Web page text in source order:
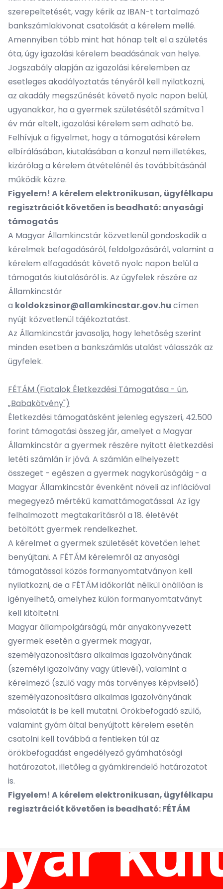
szerepeltetését, vagy kérik az IBAN-t tartalmazó
bankszámlakivonat csatolását a kérelem mellé.
Amennyiben több mint hat hónap telt el a születés
óta, úgy igazolási kérelem beadásának van helye.
Jogszabály alapján az igazolási kérelemben az
esetleges akadályoztatás tényéről kell nyilatkozni,
az akadály megszűnését követő nyolc napon belül,
ugyanakkor, ha a gyermek születésétől számítva 1
év már eltelt, igazolási kérelem sem adható be.
Felhívjuk a figyelmet, hogy a támogatási kérelem
elbírálásában, kiutalásában a konzul nem illetékes,
kizárólag a kérelem átvételénél és továbbításánál
működik közre.
Figyelem! A kérelem elektronikusan, ügyfélkapu
regisztrációt követően is beadható:anyasági
támogatás
A Magyar Államkincstár közvetlenül gondoskodik a
kérelmek befogadásáról, feldolgozásáról, valamint a
kérelem elfogadását követő nyolc napon belül a
támogatás kiutalásáról is. Az ügyfelek részére az
Államkincstár
a koldokzsinor@allamkincstar.gov.hu címen
nyújt közvetlenül tájékoztatást.
Az Államkincstár javasolja, hogy lehetőség szerint
minden esetben a bankszámlás utalást válasszák az
ügyfelek.
FÉTÁM (Fiatalok Életkezdési Támogatása - ún.
„Babakötvény")
Életkezdési támogatásként jelenleg egyszeri, 42.500
forint támogatási összeg jár, amelyet a Magyar
Államkincstár a gyermek részére nyitott életkezdési
letéti számlán ír jóvá. A számlán elhelyezett
összeget - egészen a gyermek nagykorúságáig - a
Magyar Államkincstár évenként növeli az inflációval
megegyező mértékű kamattámogatással. Az így
felhalmozott megtakarításról a 18. életévét
betöltött gyermek rendelkezhet.
A kérelmet a gyermek születését követően lehet
benyújtani. A FÉTÁM kérelemről az anyasági
támogatással közös formanyomtatványon kell
nyilatkozni, de a FÉTÁM időkorlát nélkül önállóan is
igényelhető, amelyhez külön formanyomtatványt
kell kitöltetni.
Magyar állampolgárságú, már anyakönyvezett
gyermek esetén a gyermek magyar,
személyazonosításra alkalmas igazolványának
(személyi igazolvány vagy útlevél), valamint a
kérelmező (szülő vagy más törvényes képviselő)
személyazonosításra alkalmas igazolványának
másolatát is be kell mutatni. Örökbefogadó szülő,
valamint gyám által benyújtott kérelem esetén
csatolni kell továbbá a fentieken túl az
örökbefogadást engedélyező gyámhatósági
határozatot, illetőleg a gyámkirendelő határozatot
is.
Figyelem! A kérelem elektronikusan, ügyfélkapu
regisztrációt követően is beadható:FÉTÁM